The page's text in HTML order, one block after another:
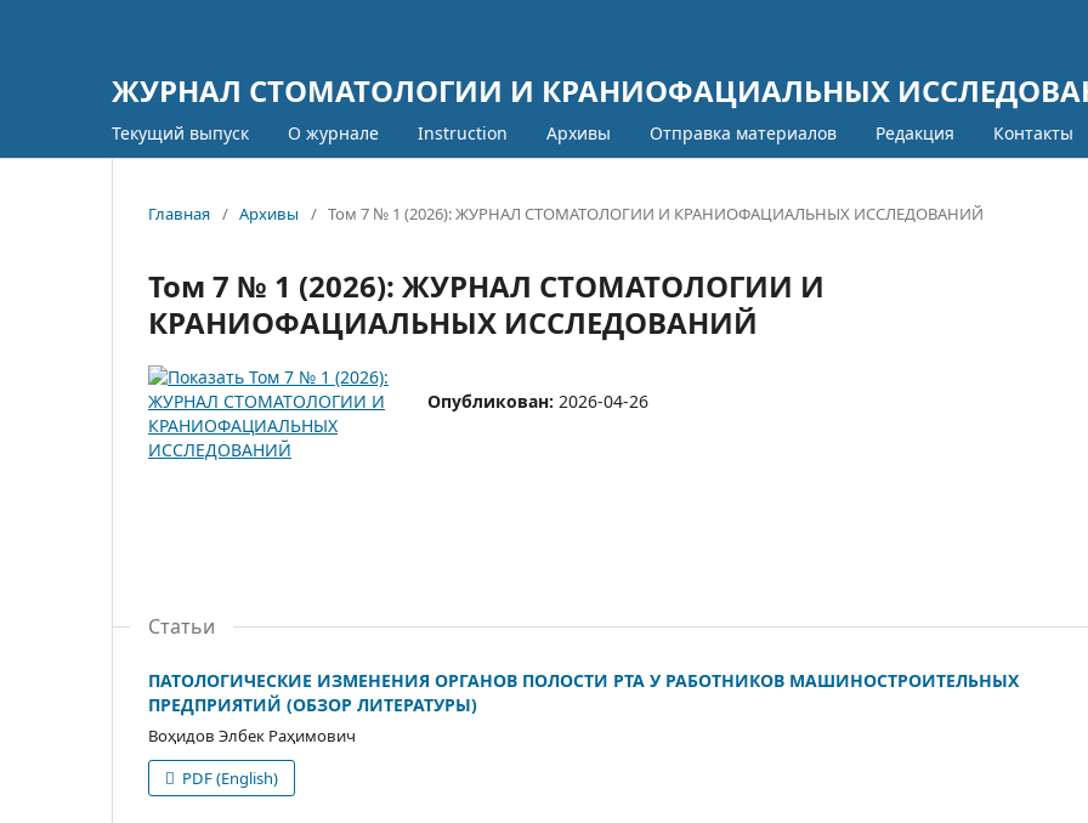
ЖУРНАЛ СТОМАТОЛОГИИ И КРАНИОФАЦИАЛЬНЫХ
Текущий выпуск О журнале Instruction Архивы Отправка материалов Редакция Контакты
Главная / Архивы / Том 7 № 1 (2026): ЖУРНАЛ СТОМАТОЛОГИИ И КРАНИОФАЦИАЛЬНЫХ ИССЛЕДОВАНИЙ
Том 7 № 1 (2026): ЖУРНАЛ СТОМАТОЛОГИИ И
КРАНИОФАЦИАЛЬНЫХ ИССЛЕДОВАНИЙ
Опубликован: 2026-04-26
Статьи
ПАТОЛОГИЧЕСКИЕ ИЗМЕНЕНИЯ ОРГАНОВ ПОЛОСТИ РТА У РАБОТНИКОВ МАШИНОСТРОИТЕЛЬНЫХ
ПРЕДПРИЯТИЙ (ОБЗОР ЛИТЕРАТУРЫ)
Воҳидов Элбек Раҳимович
PDF (English)